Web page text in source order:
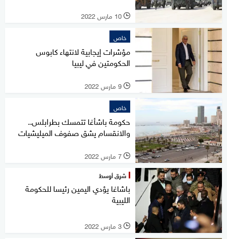
l 10 مارس 2022
خاص
مؤشرات إيجابية لانتهاء كابوس
الحكومتين في ليبيا
l 9 مارس 2022
خاص
حكومة باشأغا تتمسك بطرابلس..
والانقسام يشق صفوف الميليشيات
l 7 مارس 2022
شرق أوسط
باشاغا يؤدي اليمين رئيسا للحكومة
الليبية
l 3 مارس 2022